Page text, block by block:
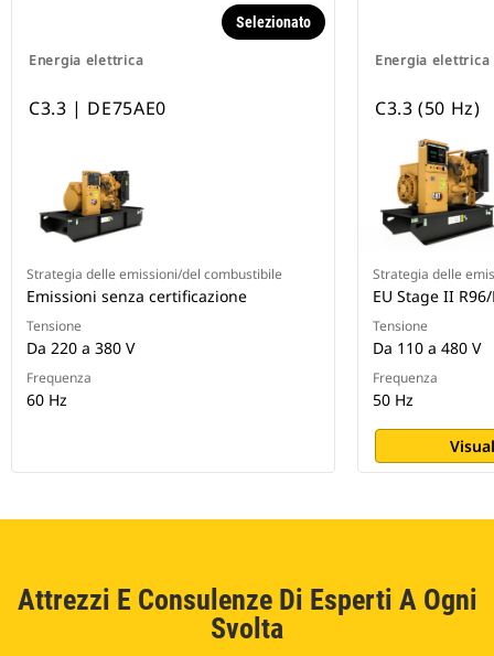
Energia elettrica
Selezionato
C3.3 | DE75AE0
Strategia delle emissioni/del combustibile
Emissioni senza certificazione
Tensione
Da 220 a 380 V
Frequenza
60 Hz
Energia elettrica
C3.3 (50 Hz)
Strategia delle
EU Stage II
Tensione
Da 110 a 480 V
Frequenza
50 Hz
Attrezzi E Consulenze Di Esperti A Ogni
Svolta